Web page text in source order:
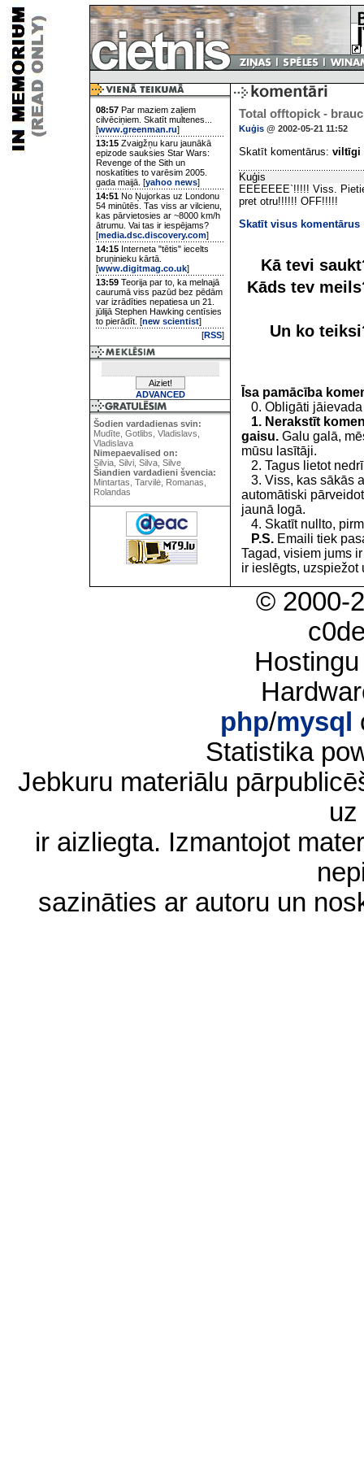
08:57 Par maziem zaļiem
cilvēciņiem. Skatīt multenes...
[www.greenman.ru]
13:15 Zvaigžņu karu jaunākā
epizode sauksies Star Wars:
Revenge of the Sith un
noskatīties to varēsim 2005.
gada maijā. [yahoo news]
14:51 No Ņujorkas uz Londonu
54 minūtēs. Tas viss ar vilcienu,
kas pārvietosies ar ~8000 km/h
ātrumu. Vai tas ir iespējams?
[media.dsc.discovery.com]
14:15 Interneta "tētis" iecelts
bruņinieku kārtā.
[www.digitmag.co.uk]
13:59 Teorija par to, ka melnajā
caurumā viss pazūd bez pēdām
var izrādīties nepatiesa un 21.
jūlijā Stephen Hawking centīsies
to pierādīt. [new scientist]
[RSS]
ADVANCED
Šodien vardadienas svin:
Mudīte, Gotlibs, Vladislavs,
Vladislava
Nimepaevalised on:
Silvia, Silvi, Silva, Silve
Šiandien vardadieni švencia:
Mintartas, Tarvilė, Romanas,
Rolandas
Total offtopick -
Kuģis @ 2002-05-21 11:52
Skatīt komentārus: viltīgi
Kuģis
EEEEEEE`!!!!! Viss.
pret otru!!!!!! OFF!!!!!
Skatīt visus komentārus
Kā tevi
Kāds tev
Un ko
Īsa pamācība
0. Obligāti jāievada
1. Nerakstīt
gaisu. Galu galā,
mūsu lasītāji.
2. Tagus lietot
3. Viss, kas sākās
automātiski
jaunā logā.
4. Skatīt nullto,
P.S. Emaili tiek
Tagad, visiem jums
ir ieslēgts, uzspiežot
© 2000-
php/mysql
Statistika
Jebkuru materiālu
ir aizliegta. Izmantojot
sazināties ar autoru un